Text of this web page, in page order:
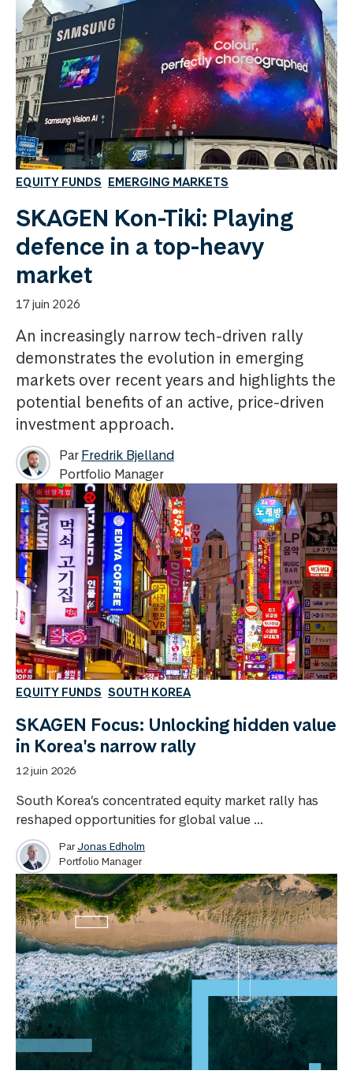
EQUITY FUNDS EMERGING MARKETS
SKAGEN Kon-Tiki: Playing
defence in a top-heavy
market
17 juin 2026
An increasingly narrow tech-driven rally
demonstrates the evolution in emerging
markets over recent years and highlights the
potential benefits of an active, price-driven
investment approach.
ParFredrik Bjelland
Portfolio Manager
EQUITY FUNDS SOUTH KOREA
SKAGEN Focus: Unlocking hidden value
in Korea's narrow rally
12 juin 2026
South Korea’s concentrated equity market rally has
reshaped opportunities for global value ...
ParJonas Edholm
Portfolio Manager